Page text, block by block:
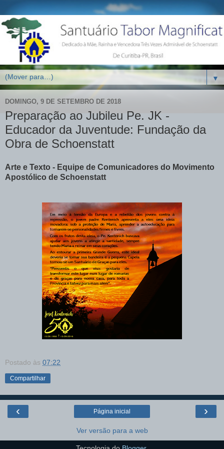
▼
DOMINGO, 9 DE SETEMBRO DE 2018
Preparação ao Jubileu Pe. JK -
Educador da Juventude: Fundação da
Obra de Schoenstatt
Arte e Texto - Equipe de Comunicadores do Movimento
Apostólico de Schoenstatt
Postado às 07:22
Compartilhar
‹ ›
Página inicial
Ver versão para a web